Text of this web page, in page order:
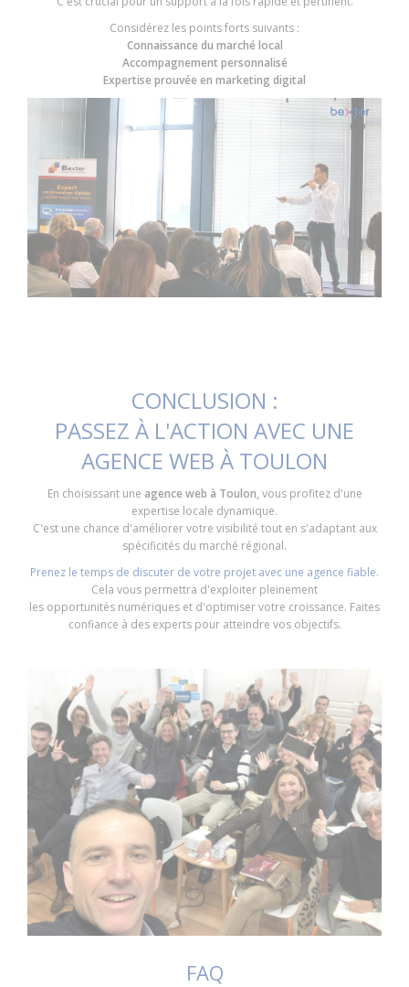
Considérez les points forts suivants :
Connaissance du marché local
Accompagnement personnalisé
Expertise prouvée en marketing digital
CONCLUSION :
PASSEZ À L'ACTION AVEC UNE
AGENCE WEB À TOULON
En choisissant une agence web à Toulon,vous profitez d'une
expertise locale dynamique.
C'est une chance d'améliorer votre visibilité tout en s'adaptant aux
spécificités du marché régional.
Prenez le temps de discuter de votre projet avec une agence fiable.
Cela vous permettra d'exploiter pleinement
les opportunités numériques et d'optimiser votre croissance. Faites
confiance à des experts pour atteindre vos objectifs.
FAQ